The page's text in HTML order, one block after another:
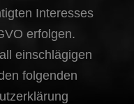
Interesses
erfolgen.
einschlägigen
folgenden